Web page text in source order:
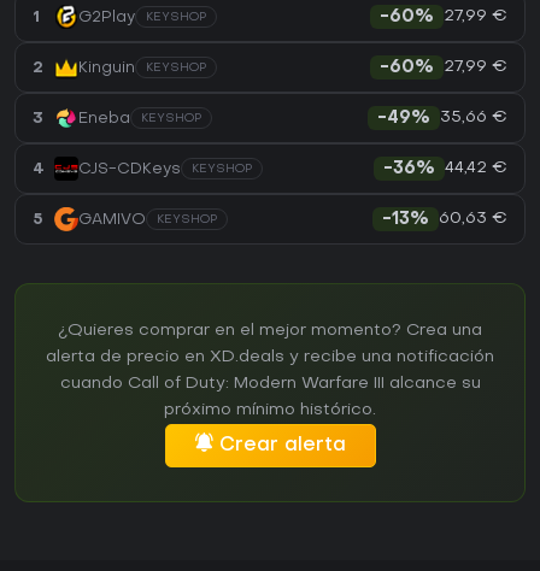
1 G2Play KEYSHOP -60% 27,99 €
2 Kinguin KEYSHOP -60% 27,99 €
3 Eneba KEYSHOP -49% 35,66 €
4 CJS-CDKeys KEYSHOP -36% 44,42 €
5 GAMIVO KEYSHOP -13% 60,63 €
¿Quieres comprar en el mejor momento? Crea una
alerta de precio en XD.deals y recibe una notificación
cuando Call of Duty: Modern Warfare III alcance su
próximo mínimo histórico.
Crear alerta